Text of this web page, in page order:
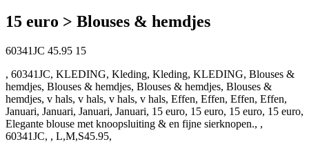
15 euro > Blouses & hemdjes
60341JC 45.95 15
, 60341JC, KLEDING, Kleding, Kleding, KLEDING, Blouses &
hemdjes, Blouses & hemdjes, Blouses & hemdjes, Blouses &
hemdjes, v hals, v hals, v hals, v hals, Effen, Effen, Effen, Effen,
Januari, Januari, Januari, Januari, 15 euro, 15 euro, 15 euro, 15 euro,
Elegante blouse met knoopsluiting & en fijne sierknopen., ,
60341JC, , L,M,S45.95,